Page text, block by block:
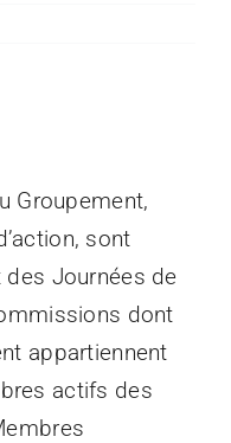
Groupement,
sont
Journées de
dont
appartiennent
actifs des